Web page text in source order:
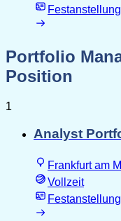
Festanstellung
Portfolio
Position
1
Analyst
Frankfurt am
Vollzeit
Festanstellung